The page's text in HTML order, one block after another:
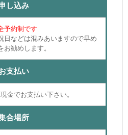
し込み
予約制です
などは混みあいますので早め
お勧めします。
支払い
金でお支払い下さい。
合場所